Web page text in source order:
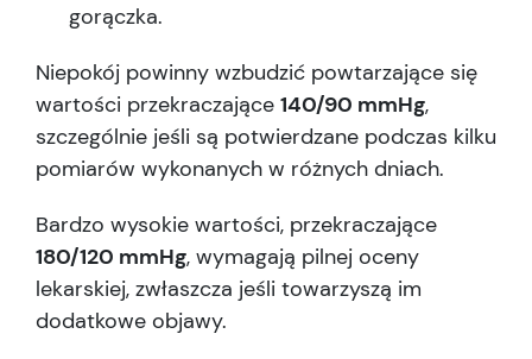
gorączka.
Niepokój powinny wzbudzić powtarzające się
wartości przekraczające 140/90 mmHg,
szczególnie jeśli są potwierdzane podczas kilku
pomiarów wykonanych w różnych dniach.
Bardzo wysokie wartości, przekraczające
180/120 mmHg, wymagają pilnej oceny
lekarskiej, zwłaszcza jeśli towarzyszą im
dodatkowe objawy.